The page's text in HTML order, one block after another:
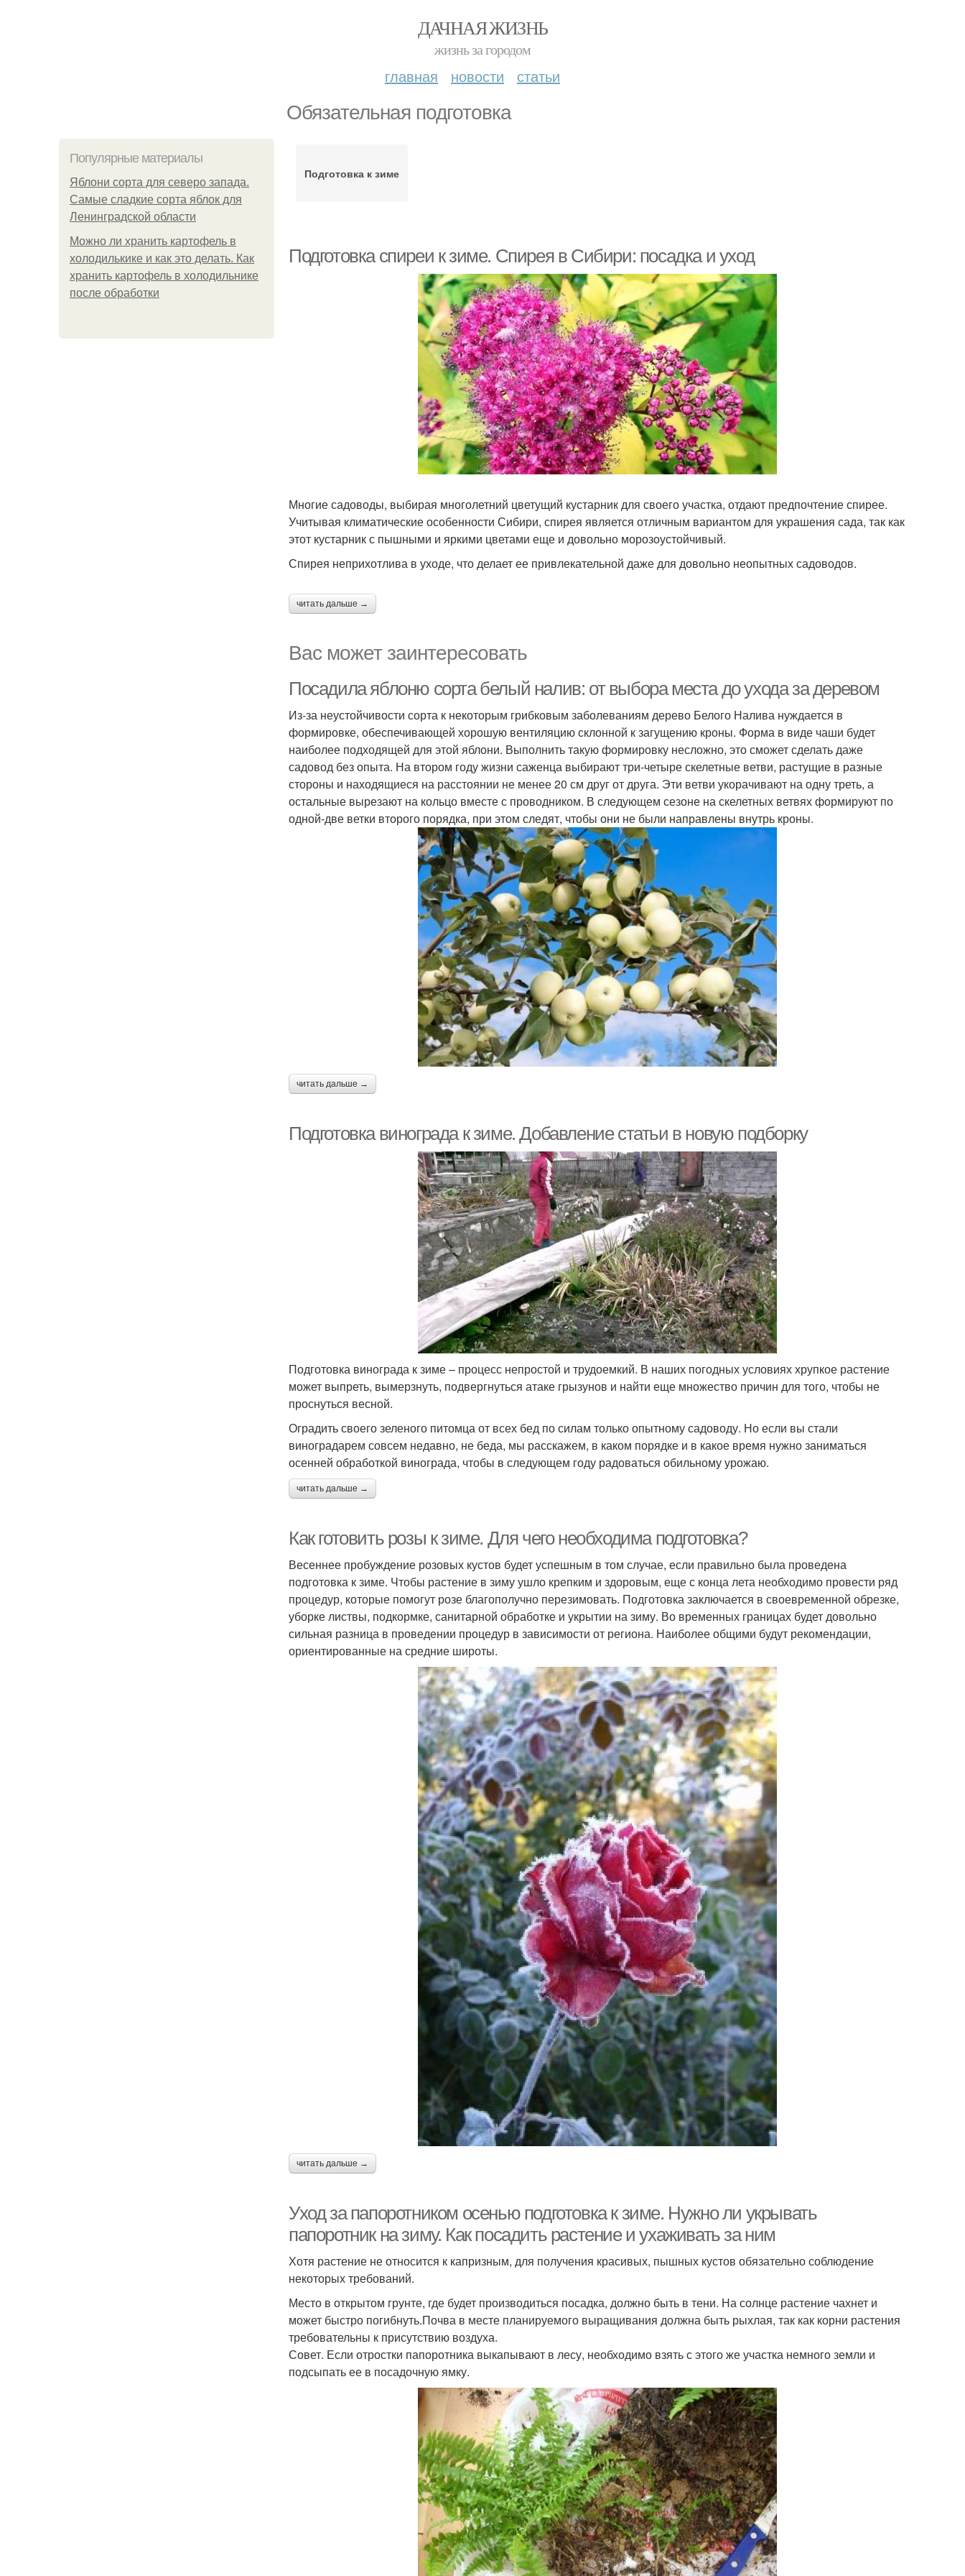
ДАЧНАЯ ЖИЗНЬ
жизнь за городом
главная новости статьи
Обязательная подготовка
Популярные материалы
Яблони сорта для северо запада.
Самые сладкие сорта яблок для
Ленинградской области
Можно ли хранить картофель в
холодилькике и как это делать. Как
хранить картофель в холодильнике
после обработки
Подготовка к зиме
Подготовка спиреи к зиме. Спирея в Сибири: посадка и уход
Многие садоводы, выбирая многолетний цветущий кустарник для своего участка, отдают предпочтение спирее.
Учитывая климатические особенности Сибири, спирея является отличным вариантом для украшения сада, так как
этот кустарник с пышными и яркими цветами еще и довольно морозоустойчивый.
Спирея неприхотлива в уходе, что делает ее привлекательной даже для довольно неопытных садоводов.
читать дальше →
Вас может заинтересовать
Посадила яблоню сорта белый налив: от выбора места до ухода за деревом
Из-за неустойчивости сорта к некоторым грибковым заболеваниям дерево Белого Налива нуждается в
формировке, обеспечивающей хорошую вентиляцию склонной к загущению кроны. Форма в виде чаши будет
наиболее подходящей для этой яблони. Выполнить такую формировку несложно, это сможет сделать даже
садовод без опыта. На втором году жизни саженца выбирают три-четыре скелетные ветви, растущие в разные
стороны и находящиеся на расстоянии не менее 20 см друг от друга. Эти ветви укорачивают на одну треть, а
остальные вырезают на кольцо вместе с проводником. В следующем сезоне на скелетных ветвях формируют по
одной-две ветки второго порядка, при этом следят, чтобы они не были направлены внутрь кроны.
читать дальше →
Подготовка винограда к зиме. Добавление статьи в новую подборку
Подготовка винограда к зиме – процесс непростой и трудоемкий. В наших погодных условиях хрупкое растение
может выпреть, вымерзнуть, подвергнуться атаке грызунов и найти еще множество причин для того, чтобы не
проснуться весной.
Оградить своего зеленого питомца от всех бед по силам только опытному садоводу. Но если вы стали
виноградарем совсем недавно, не беда, мы расскажем, в каком порядке и в какое время нужно заниматься
осенней обработкой винограда, чтобы в следующем году радоваться обильному урожаю.
читать дальше →
Как готовить розы к зиме. Для чего необходима подготовка?
Весеннее пробуждение розовых кустов будет успешным в том случае, если правильно была проведена
подготовка к зиме. Чтобы растение в зиму ушло крепким и здоровым, еще с конца лета необходимо провести ряд
процедур, которые помогут розе благополучно перезимовать. Подготовка заключается в своевременной обрезке,
уборке листвы, подкормке, санитарной обработке и укрытии на зиму. Во временных границах будет довольно
сильная разница в проведении процедур в зависимости от региона. Наиболее общими будут рекомендации,
ориентированные на средние широты.
читать дальше →
Уход за папоротником осенью подготовка к зиме. Нужно ли укрывать
папоротник на зиму. Как посадить растение и ухаживать за ним
Хотя растение не относится к капризным, для получения красивых, пышных кустов обязательно соблюдение
некоторых требований.
Место в открытом грунте, где будет производиться посадка, должно быть в тени. На солнце растение чахнет и
может быстро погибнуть.Почва в месте планируемого выращивания должна быть рыхлая, так как корни растения
требовательны к присутствию воздуха.
Совет. Если отростки папоротника выкапывают в лесу, необходимо взять с этого же участка немного земли и
подсыпать ее в посадочную ямку.